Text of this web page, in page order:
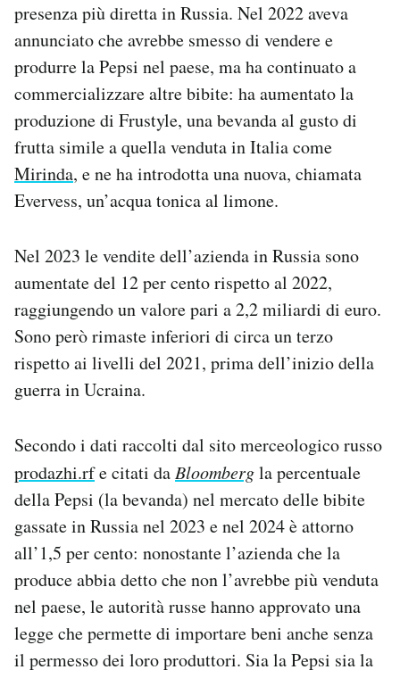
presenza più diretta in Russia. Nel 2022 aveva
annunciato che avrebbe smesso di vendere e
produrre la Pepsi nel paese, ma ha continuato a
commercializzare altre bibite: ha aumentato la
produzione di Frustyle, una bevanda al gusto di
frutta simile a quella venduta in Italia come
Mirinda, e ne ha introdotta una nuova, chiamata
Evervess, un’acqua tonica al limone.
Nel 2023 le vendite dell’azienda in Russia sono
aumentate del 12 per cento rispetto al 2022,
raggiungendo un valore pari a 2,2 miliardi di euro.
Sono però rimaste inferiori di circa un terzo
rispetto ai livelli del 2021, prima dell’inizio della
guerra in Ucraina.
Secondo i dati raccolti dal sito merceologico russo
prodazhi.rfe citati daBloombergla percentuale
della Pepsi (la bevanda) nel mercato delle bibite
gassate in Russia nel 2023 e nel 2024 è attorno
all’1,5 per cento: nonostante l’azienda che la
produce abbia detto che non l’avrebbe più venduta
nel paese, le autorità russe hanno approvato una
legge che permette di importare beni anche senza
il permesso dei loro produttori. Sia la Pepsi sia la